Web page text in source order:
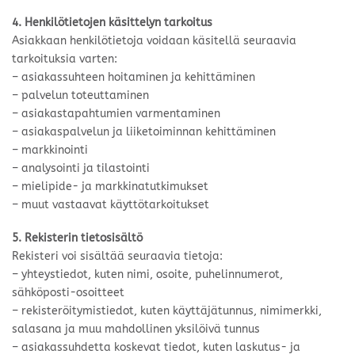
4. Henkilötietojen käsittelyn tarkoitus
Asiakkaan henkilötietoja voidaan käsitellä seuraavia
tarkoituksia varten:
– asiakassuhteen hoitaminen ja kehittäminen
– palvelun toteuttaminen
– asiakastapahtumien varmentaminen
– asiakaspalvelun ja liiketoiminnan kehittäminen
– markkinointi
– analysointi ja tilastointi
– mielipide- ja markkinatutkimukset
– muut vastaavat käyttötarkoitukset
5. Rekisterin tietosisältö
Rekisteri voi sisältää seuraavia tietoja:
– yhteystiedot, kuten nimi, osoite, puhelinnumerot,
sähköposti-osoitteet
– rekisteröitymistiedot, kuten käyttäjätunnus, nimimerkki,
salasana ja muu mahdollinen yksilöivä tunnus
– asiakassuhdetta koskevat tiedot, kuten laskutus- ja